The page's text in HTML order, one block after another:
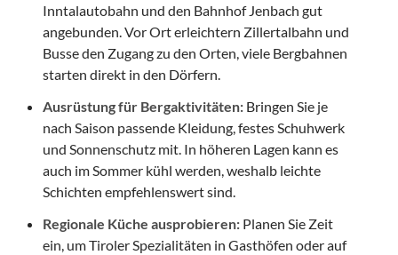
Inntalautobahn und den Bahnhof Jenbach gut
angebunden. Vor Ort erleichtern Zillertalbahn und
Busse den Zugang zu den Orten, viele Bergbahnen
starten direkt in den Dörfern.
Ausrüstung für Bergaktivitäten: Bringen Sie je
nach Saison passende Kleidung, festes Schuhwerk
und Sonnenschutz mit. In höheren Lagen kann es
auch im Sommer kühl werden, weshalb leichte
Schichten empfehlenswert sind.
Regionale Küche ausprobieren: Planen Sie Zeit
ein, um Tiroler Spezialitäten in Gasthöfen oder auf